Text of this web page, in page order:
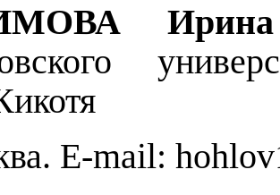
Ирина
Е-mail: